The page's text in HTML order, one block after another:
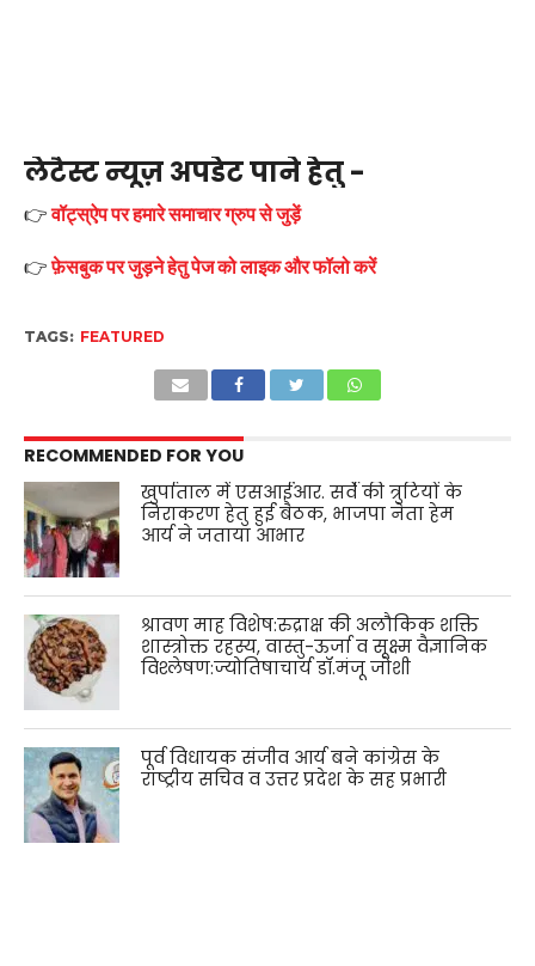
लेटैस्ट न्यूज़ अपडेट पाने हेतु -
👉वॉट्स्ऐप पर हमारे समाचार ग्रुप से जुड़ें
👉फ़ेसबुक पर जुड़ने हेतु पेज को लाइक और फॉलो करें
TAGS: FEATURED
RECOMMENDED FOR YOU
खुर्पाताल में एसआईआर. सर्वे की त्रुटियों के
निराकरण हेतु हुई बैठक, भाजपा नेता हेम
आर्य ने जताया आभार
श्रावण माह विशेष:रुद्राक्ष की अलौकिक शक्ति
शास्त्रोक्त रहस्य, वास्तु-ऊर्जा व सूक्ष्म वैज्ञानिक
विश्लेषण:ज्योतिषाचार्य डॉ.मंजू जोशी
पूर्व विधायक संजीव आर्य बने कांग्रेस के
राष्ट्रीय सचिव व उत्तर प्रदेश के सह प्रभारी